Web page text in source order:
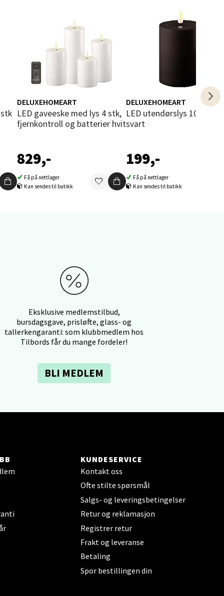
DELUXEHOMEART
LED gaveeske med lys 4 stk,
fjernkontroll og batterier hvit
829,-
Få på nettlager
Kan sendes til butikk
DELUXEHOMEART
LED utendørslys 10x7,5cm
svart
199,-
Få på nettlager
Kan sendes til butikk
Eksklusive medlemstilbud,
bursdagsgave, prisløfte, glass- og
tallerkengaranti: som klubbmedlem hos
Tilbords får du mange fordeler!
BLI MEDLEM
KUNDESERVICE
Kontakt oss
Ofte stilte spørsmål
Salgs- og leveringsbetingelser
Retur og reklamasjon
Registrer retur
Frakt og leveranse
Betaling
Spor bestillingen din